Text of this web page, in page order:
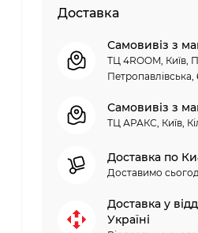
Доставка
Самовивіз з
ТЦ 4ROOM, Київ,
Петропавлівська,
Самовивіз з
ТЦ АРАКС, Київ,
Доставка по
Доставимо
Доставка у
Україні